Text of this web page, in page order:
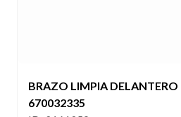
BRAZO LIMPIA
670032335